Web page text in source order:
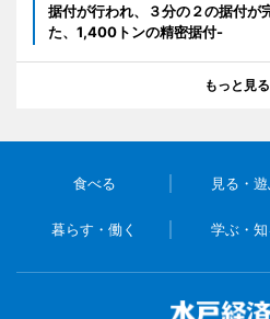
据付が行われ、３分の２の据付が
た、1,400トンの精密据付-
もっと見る
食べる 見る・
暮らす・働く 学ぶ・知